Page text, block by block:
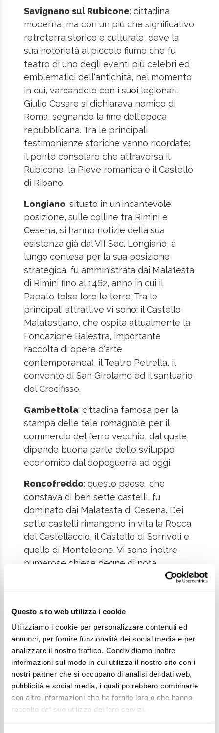
Questo sito web utilizza i cookie
Utilizziamo i cookie per personalizzare contenuti ed
annunci, per fornire funzionalità dei social media e per
analizzare il nostro traffico. Condividiamo inoltre
informazioni sul modo in cui utilizza il nostro sito con i
nostri partner che si occupano di analisi dei dati web,
pubblicità e social media, i quali potrebbero combinarle
con altre informazioni che ha fornito loro o che hanno
raccolto dal suo utilizzo dei loro servizi.
Savignano sul Rubicone: cittadina
moderna, ma con un più che significativo
retroterra storico e culturale, deve la
sua notorietà al piccolo fiume che fu
teatro di uno degli eventi più celebri ed
emblematici dell'antichità, nel momento
in cui, varcandolo con i suoi legionari,
Giulio Cesare si dichiarava nemico di
Roma, segnando la fine dell'epoca
repubblicana. Tra le principali
testimonianze storiche vanno ricordate:
il ponte consolare che attraversa il
Rubicone, la Pieve romanica e il Castello
di Ribano.
Longiano: situato in un'incantevole
posizione, sulle colline tra Rimini e
Cesena, si hanno notizie della sua
esistenza già dal VII Sec. Longiano, a
lungo contesa per la sua posizione
strategica, fu amministrata dai Malatesta
di Rimini fino al 1462, anno in cui il
Papato tolse loro le terre. Tra le
principali attrattive vi sono: il Castello
Malatestiano, che ospita attualmente la
Fondazione Balestra, importante
raccolta di opere d'arte
contemporanea), il Teatro Petrella, il
convento di San Girolamo ed il santuario
del Crocifisso.
Gambettola: cittadina famosa per la
stampa delle tele romagnole per il
commercio del ferro vecchio, dal quale
dipende buona parte dello sviluppo
economico dal dopoguerra ad oggi.
Roncofreddo: questo paese, che
constava di ben sette castelli, fu
dominato dai Malatesta di Cesena. Dei
sette castelli rimangono in vita la Rocca
del Castellaccio, il Castello di Sorrivoli e
quello di Monteleone. Vi sono inoltre
numerose chiese degne di nota.
: sviluppatosi sotto il dominio
dai Malatesta di Sogliano. Di notevole
interesse sono le mura della rocca,
sopravvissute all'ultimo conflitto
mondiale, le Chiese di San Francesco e
Sant’Agata e quella dei Tre Monti.
Per tenervi aggiornati su tutti gli
itinerari da percorrere in bicicletta,
date un'occhiata alle experience di